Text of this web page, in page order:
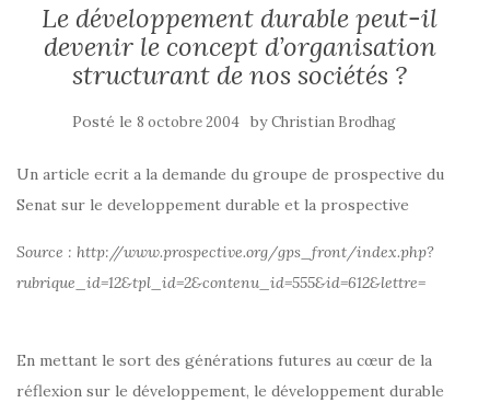
Le développement durable peut-il
devenir le concept d’organisation
structurant de nos sociétés ?
Posté le 8 octobre 2004 byChristian Brodhag
Un article ecrit a la demande du groupe de prospective du
Senat sur le developpement durable et la prospective
Source : http://www.prospective.org/gps_front/index.php?
rubrique_id=12&tpl_id=2&contenu_id=555&id=612&lettre=
En mettant le sort des générations futures au cœur de la
réflexion sur le développement, le développement durable